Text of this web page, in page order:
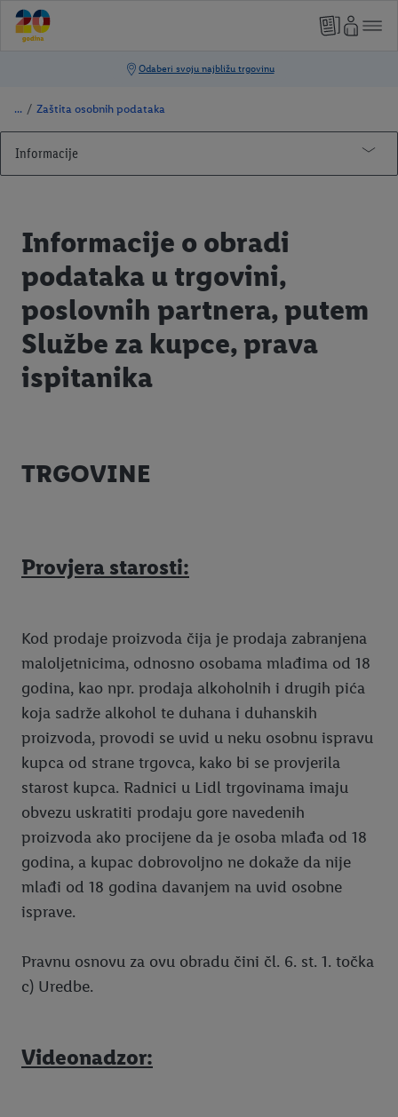
/ Zaštita osobnih podataka
Informacije
Zaštita osobnih podataka
Odredbe o zaštiti osobnih podataka na našim društvenim
mrežama
Informacije o obradi podataka u trgovini, poslovnih partnera,
putem Službe za kupce
Informacije o obradi podataka putem sustava Digitalno zrcalo
Obavijesti za kupce
Obavijest o izdavanju R1 računa
Reklamacije proizvoda
Hranjive vrijednosti pekarskih proizvoda
Opći uvjeti poslovanja za Lidl poklon karticu
Provjera stanja poklon kartice
Karijere
Održivost u Lidlu
Informacije o obradi
podataka u trgovini,
poslovnih partnera, putem
Službe za kupce, prava
ispitanika
TRGOVINE
Provjera starosti:
Kod prodaje proizvoda čija je prodaja zabranjena
maloljetnicima, odnosno osobama mlađima od 18
godina, kao npr. prodaja alkoholnih i drugih pića
koja sadrže alkohol te duhana i duhanskih
proizvoda, provodi se uvid u neku osobnu ispravu
kupca od strane trgovca, kako bi se provjerila
starost kupca. Radnici u Lidl trgovinama imaju
obvezu uskratiti prodaju gore navedenih
proizvoda ako procijene da je osoba mlađa od 18
godina, a kupac dobrovoljno ne dokaže da nije
mlađi od 18 godina davanjem na uvid osobne
isprave.
Pravnu osnovu za ovu obradu čini čl. 6. st. 1. točka
c) Uredbe.
Videonadzor: